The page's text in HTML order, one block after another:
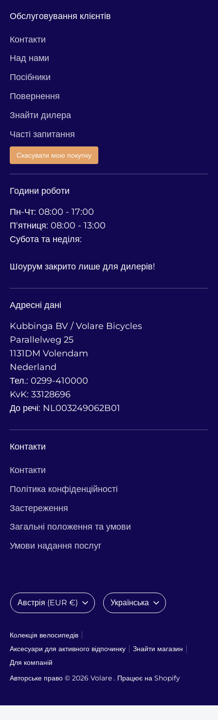
Обслуговування клієнтів
Контакти
Над нами
Посібники
Повернення
Знайти дилера
Часті запитання
Скасувати мою покупку
Години роботи
Пн-Чт: 08:00 - 17:00
П'ятниця: 08:00 - 13:00
Субота та неділя:
Шоурум закрито лише для дилерів!
Адресні дані
Kubbinga BV / Volare Bicycles
Parallelweg 25
1131DM Volendam
Nederland
Тел.: 0299-410000
KvK: 33128696
До речі: NL003249062B01
Контакти
Контакти
Політика конфіденційності
Застереження
Загальні положення та умови
Умови надання послуг
Колекція велосипедів
Аксесуари для активного відпочинку
Знайти магазин
Для компаній
Авторське право © 2026 Volare . Працює на Shopify
Валюта
Австрія (EUR €) Мова
Українська